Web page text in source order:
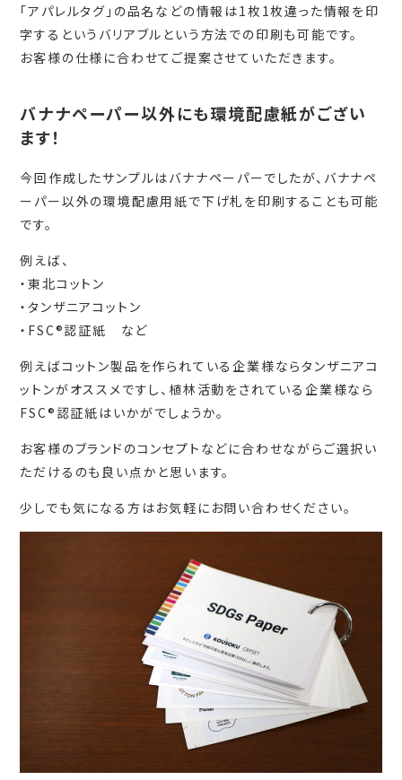
「アパレルタグ」の品名などの情報は1枚1枚違った情報を印
字するというバリアブルという方法での印刷も可能です。
お客様の仕様に合わせてご提案させていただきます。
バナナペーパー以外にも環境配慮紙がござい
ます！
今回作成したサンプルはバナナペーパーでしたが、バナナペ
ーパー以外の環境配慮用紙で下げ札を印刷することも可能
です。
例えば、
・東北コットン
・タンザニアコットン
・FSC®認証紙 など
例えばコットン製品を作られている企業様ならタンザニアコ
ットンがオススメですし、植林活動をされている企業様なら
FSC®認証紙はいかがでしょうか。
お客様のブランドのコンセプトなどに合わせながらご選択い
ただけるのも良い点かと思います。
少しでも気になる方はお気軽にお問い合わせください。